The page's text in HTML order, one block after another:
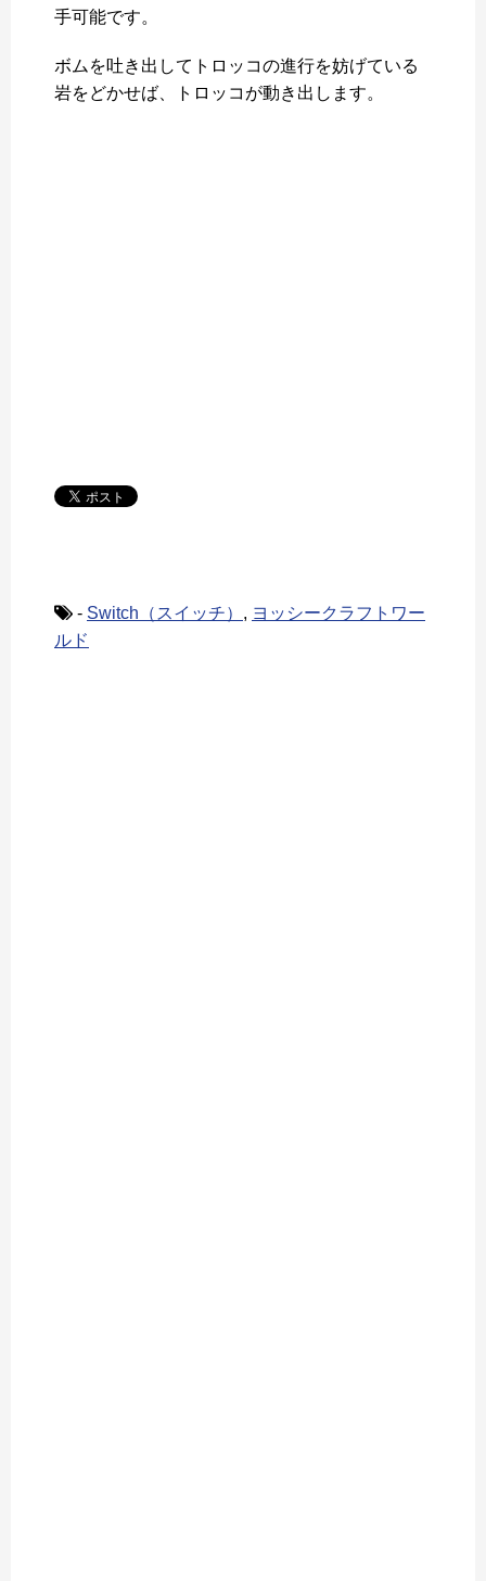
手可能です。
ボムを吐き出してトロッコの進行を妨げている
岩をどかせば、トロッコが動き出します。
- Switch（スイッチ） , ヨッシークラフトワー
ルド